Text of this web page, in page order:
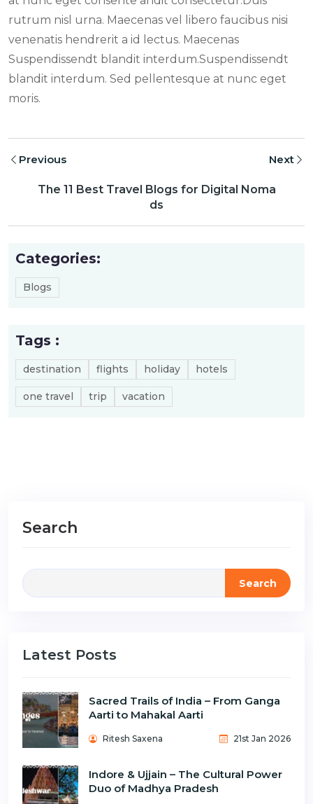
rutrum nisl urna. Maecenas vel libero faucibus nisi
venenatis hendrerit a id lectus. Maecenas
Suspendissendt blandit interdum.Suspendissendt
blandit interdum. Sed pellentesque at nunc eget
moris.
Previous
The 11 Best Travel Blogs for Digital Noma
ds
Next
Categories:
Blogs
Tags :
destination flights holiday hotels
one travel trip vacation
Search
Search
Latest Posts
Sacred Trails of India – From Ganga
Aarti to Mahakal Aarti
Ritesh Saxena 21st Jan 2026
Indore & Ujjain – The Cultural Power
Duo of Madhya Pradesh